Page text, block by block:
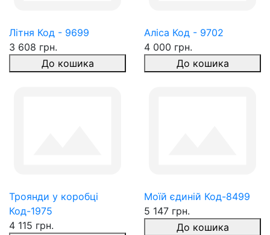
Літня Код - 9699
3 608 грн.
До кошика
Аліса Код - 9702
4 000 грн.
До кошика
Троянди у коробці
Код-1975
4 115 грн.
Моїй єдиній Код-8499
5 147 грн.
До кошика